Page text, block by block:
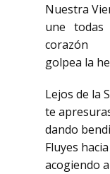
Nuestra
une
corazón
golpea la
Lejos de la
te
dando
Fluyes
acogiendo